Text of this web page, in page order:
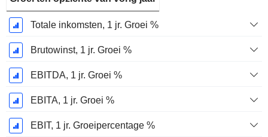
Totale inkomsten, 1 jr. Groei %
Brutowinst, 1 jr. Groei %
EBITDA, 1 jr. Groei %
EBITA, 1 jr. Groei %
EBIT, 1 jr. Groeipercentage %